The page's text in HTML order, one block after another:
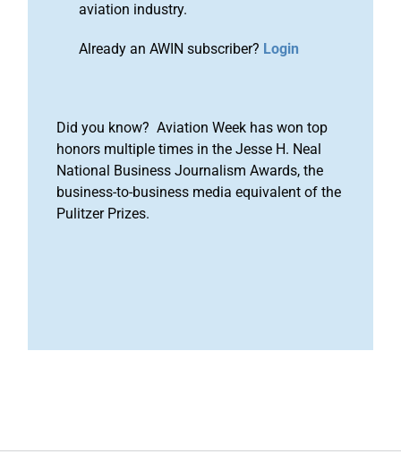
aviation industry.
Already an AWIN subscriber? Login
Did you know? Aviation Week has won top
honors multiple times in the Jesse H. Neal
National Business Journalism Awards, the
business-to-business media equivalent of the
Pulitzer Prizes.